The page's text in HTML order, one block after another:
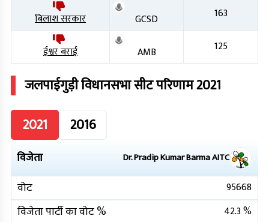
बिलाश सरकार GCSD 163
ईश्वर बराई AMB 125
जलपाईगुड़ीविधानसभा सीट परिणाम2021
2021
2016
विजेता Dr. Pradip Kumar BarmaAITC
वोट 95668
विजेता पार्टी का वोट % 42.3%